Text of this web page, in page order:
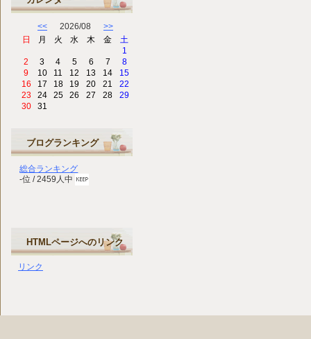
<< 2026/08 >>
日
月 火 水 木 金
土
1
2
3 4 5 6 7
8
9
10 11 12 13 14
15
16
17 18 19 20 21
22
23
24 25 26 27 28
29
30
31
ブログランキング
総合ランキング
-位 / 2459人中
HTMLページへのリンク
リンク